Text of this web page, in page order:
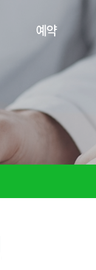
예약